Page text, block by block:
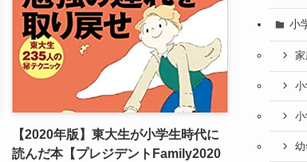
【2020年版】東大生が小学生時代に
読んだ本【プレジデントFamily2020
小
家